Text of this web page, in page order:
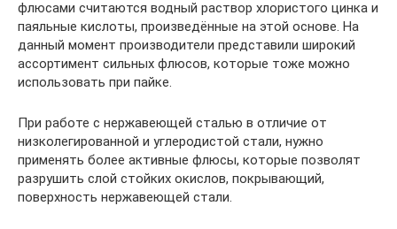
флюсами считаются водный раствор хлористого цинка и
паяльные кислоты, произведённые на этой основе. На
данный момент производители представили широкий
ассортимент сильных флюсов, которые тоже можно
использовать при пайке.
При работе с нержавеющей сталью в отличие от
низколегированной и углеродистой стали, нужно
применять более активные флюсы, которые позволят
разрушить слой стойких окислов, покрывающий,
поверхность нержавеющей стали.